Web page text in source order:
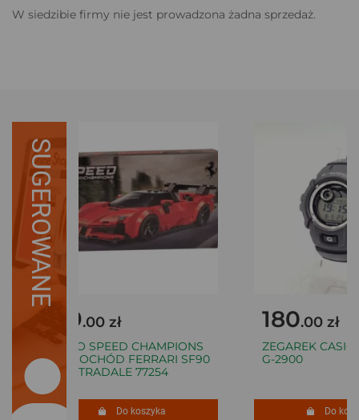
W siedzibie firmy nie jest prowadzona żadna sprzedaż.
SUGEROWANE
.00 zł
LEGO SPEED CHAMPIONS
SAMOCHÓD FERRARI SF90
XX STRADALE 77254
Do koszyka
180.00 zł
ZEGAREK CASIO
G-2900
Do